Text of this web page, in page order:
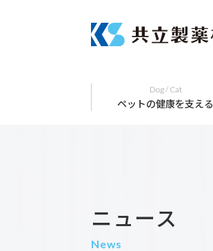
Dog / Cat
ペットの健康を支える
ニュース
News